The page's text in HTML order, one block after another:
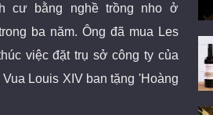
cư bằng nghề trồng nho ở
ba năm. Ông đã mua Les
việc đặt trụ sở công ty của
Louis XIV ban tặng 'Hoàng